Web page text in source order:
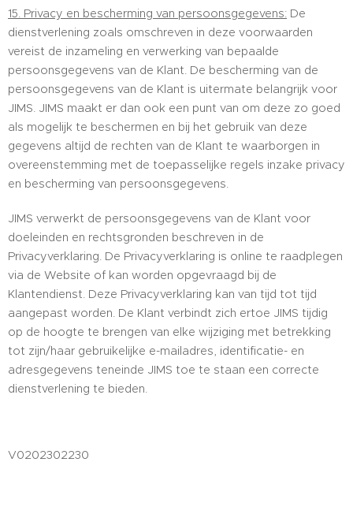
15. Privacy en bescherming van persoonsgegevens: De
dienstverlening zoals omschreven in deze voorwaarden
vereist de inzameling en verwerking van bepaalde
persoonsgegevens van de Klant. De bescherming van de
persoonsgegevens van de Klant is uitermate belangrijk voor
JIMS. JIMS maakt er dan ook een punt van om deze zo goed
als mogelijk te beschermen en bij het gebruik van deze
gegevens altijd de rechten van de Klant te waarborgen in
overeenstemming met de toepasselijke regels inzake privacy
en bescherming van persoonsgegevens.
JIMS verwerkt de persoonsgegevens van de Klant voor
doeleinden en rechtsgronden beschreven in de
Privacyverklaring. De Privacyverklaring is online te raadplegen
via de Website of kan worden opgevraagd bij de
Klantendienst. Deze Privacyverklaring kan van tijd tot tijd
aangepast worden. De Klant verbindt zich ertoe JIMS tijdig
op de hoogte te brengen van elke wijziging met betrekking
tot zijn/haar gebruikelijke e-mailadres, identificatie- en
adresgegevens teneinde JIMS toe te staan een correcte
dienstverlening te bieden.
V0202302230